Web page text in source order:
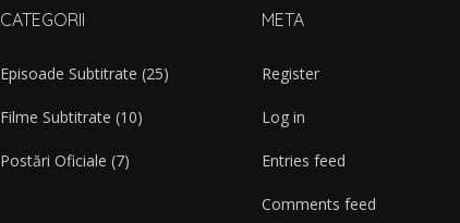
CATEGORII
Episoade Subtitrate (25)
Filme Subtitrate (10)
Postări Oficiale (7)
META
Register
Log in
Entries feed
Comments feed